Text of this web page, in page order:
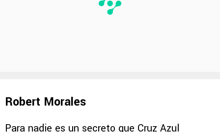
Robert Morales
Para nadie es un secreto que Cruz Azul